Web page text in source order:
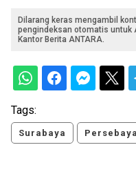
Dilarang keras mengambil
pengindeksan otomatis untuk
Kantor Berita ANTARA.
Tags:
Surabaya